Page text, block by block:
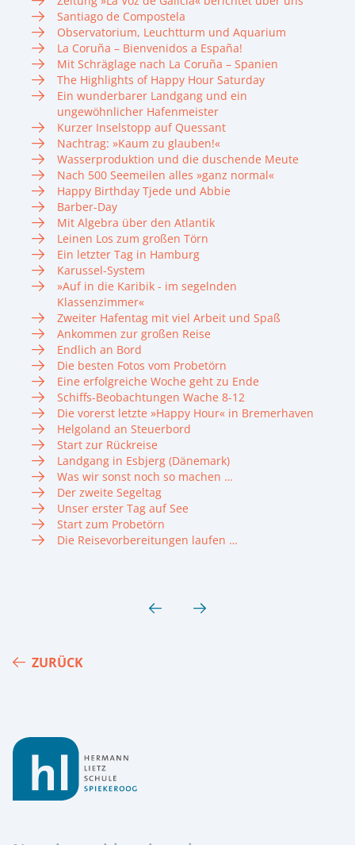
Santiago de Compostela
Observatorium, Leuchtturm und Aquarium
La Coruña – Bienvenidos a España!
Mit Schräglage nach La Coruña – Spanien
The Highlights of Happy Hour Saturday
Ein wunderbarer Landgang und ein
ungewöhnlicher Hafenmeister
Kurzer Inselstopp auf Quessant
Nachtrag: »Kaum zu glauben!«
Wasserproduktion und die duschende Meute
Nach 500 Seemeilen alles »ganz normal«
Happy Birthday Tjede und Abbie
Barber-Day
Mit Algebra über den Atlantik
Leinen Los zum großen Törn
Ein letzter Tag in Hamburg
Karussel-System
»Auf in die Karibik - im segelnden
Klassenzimmer«
Zweiter Hafentag mit viel Arbeit und Spaß
Ankommen zur großen Reise
Endlich an Bord
Die besten Fotos vom Probetörn
Eine erfolgreiche Woche geht zu Ende
Schiffs-Beobachtungen Wache 8-12
Die vorerst letzte »Happy Hour« in Bremerhaven
Helgoland an Steuerbord
Start zur Rückreise
Landgang in Esbjerg (Dänemark)
Was wir sonst noch so machen …
Der zweite Segeltag
Unser erster Tag auf See
Start zum Probetörn
Die Reisevorbereitungen laufen …
ZURÜCK